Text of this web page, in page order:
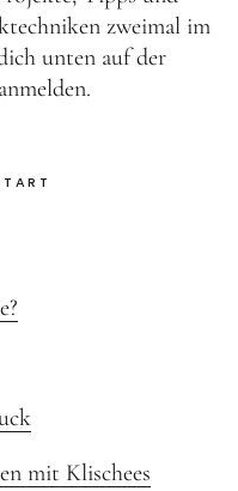
zweimal im
unten auf der
mit Klischees